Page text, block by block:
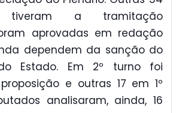
tiveram a tramitação
aprovadas em redação
dependem da sanção do
Estado. Em 2º turno foi
e outras 17 em 1º
analisaram, ainda, 16